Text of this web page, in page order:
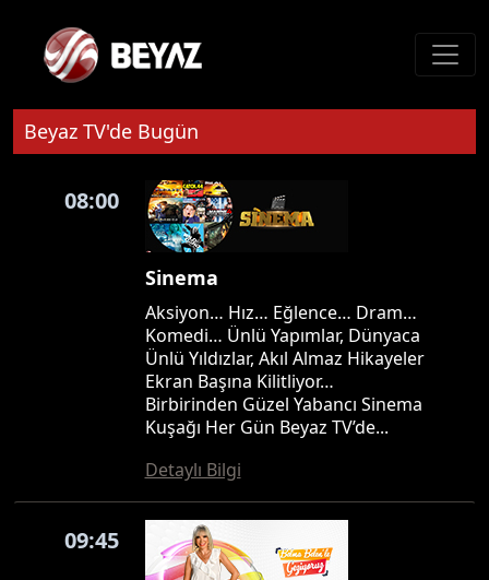
Beyaz TV'de Bugün
08:00
Sinema
Aksiyon… Hız… Eğlence… Dram…
Komedi… Ünlü Yapımlar, Dünyaca
Ünlü Yıldızlar, Akıl Almaz Hikayeler
Ekran Başına Kilitliyor…
Birbirinden Güzel Yabancı Sinema
Kuşağı Her Gün Beyaz TV’de...
Detaylı Bilgi
09:45